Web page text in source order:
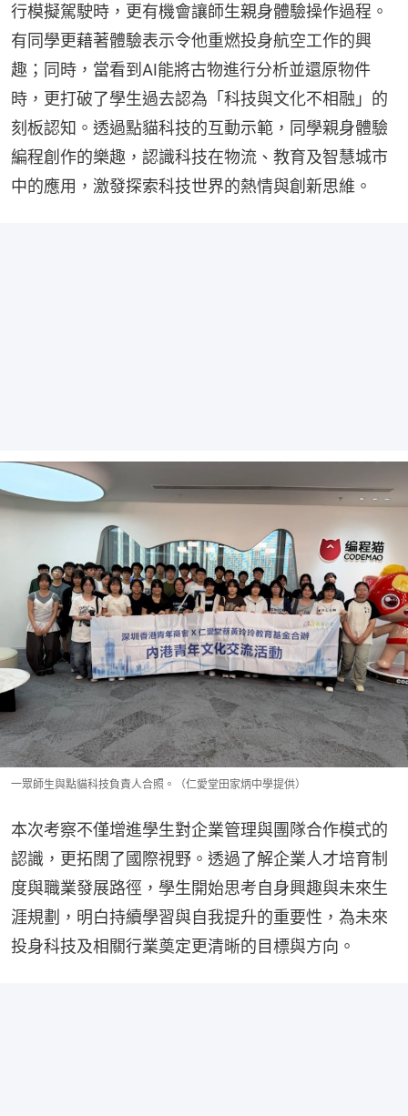
行模擬駕駛時，更有機會讓師生親身體驗操作過程。
有同學更藉著體驗表示令他重燃投身航空工作的興
趣；同時，當看到AI能將古物進行分析並還原物件
時，更打破了學生過去認為「科技與文化不相融」的
刻板認知。透過點貓科技的互動示範，同學親身體驗
編程創作的樂趣，認識科技在物流、教育及智慧城市
中的應用，激發探索科技世界的熱情與創新思維。
一眾師生與點貓科技負責人合照。（仁愛堂田家炳中學提供）
本次考察不僅增進學生對企業管理與團隊合作模式的
認識，更拓闊了國際視野。透過了解企業人才培育制
度與職業發展路徑，學生開始思考自身興趣與未來生
涯規劃，明白持續學習與自我提升的重要性，為未來
投身科技及相關行業奠定更清晰的目標與方向。